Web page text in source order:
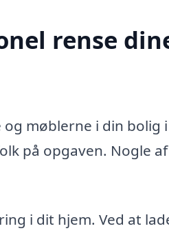
rense
møblerne i din bolig
på opgaven. Nogle af
i dit hjem. Ved at